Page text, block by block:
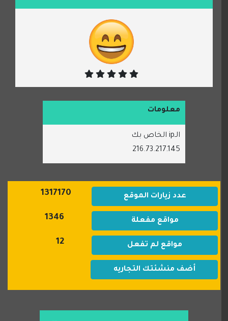
معلومات
الـip الخاص بك
216.73.217.145
عدد زيارات الموقع 1317170
مواقع مفعلة 1346
مواقع لم تفعل 12
أضف منشئتك التجاريه